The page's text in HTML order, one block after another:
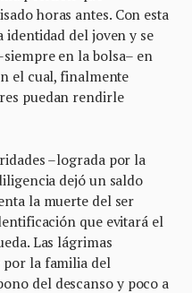
horas antes. Con esta
del joven y se
en la bolsa– en
el cual, finalmente
puedan rendirle
–lograda por la
dejó un saldo
la muerte del ser
que evitará el
Las lágrimas
por la familia del
del descanso y poco a